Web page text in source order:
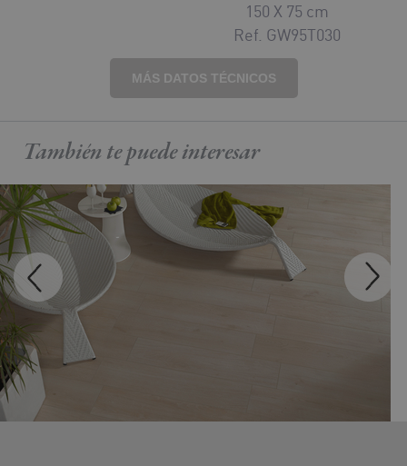
150 X 75 cm
Ref. GW95T030
MÁS DATOS TÉCNICOS
También te puedeinteresar